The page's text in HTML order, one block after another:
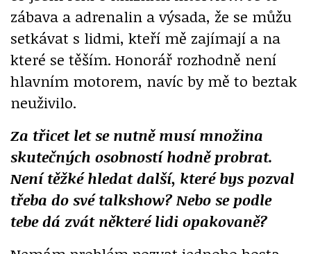
zábava a adrenalin a výsada, že se můžu
setkávat s lidmi, kteří mě zajímají a na
které se těším. Honorář rozhodně není
hlavním motorem, navíc by mě to beztak
neuživilo.
Za třicet let se nutně musí množina
skutečných osobností hodně probrat.
Není těžké hledat další, které bys pozval
třeba do své talkshow? Nebo se podle
tebe dá zvát některé lidi opakovaně?